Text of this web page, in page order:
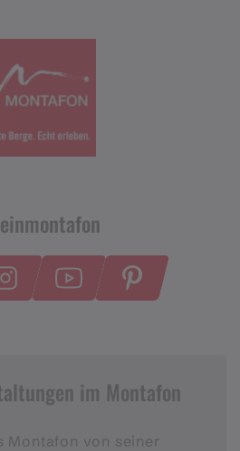
im Montafon
Montafon von seiner